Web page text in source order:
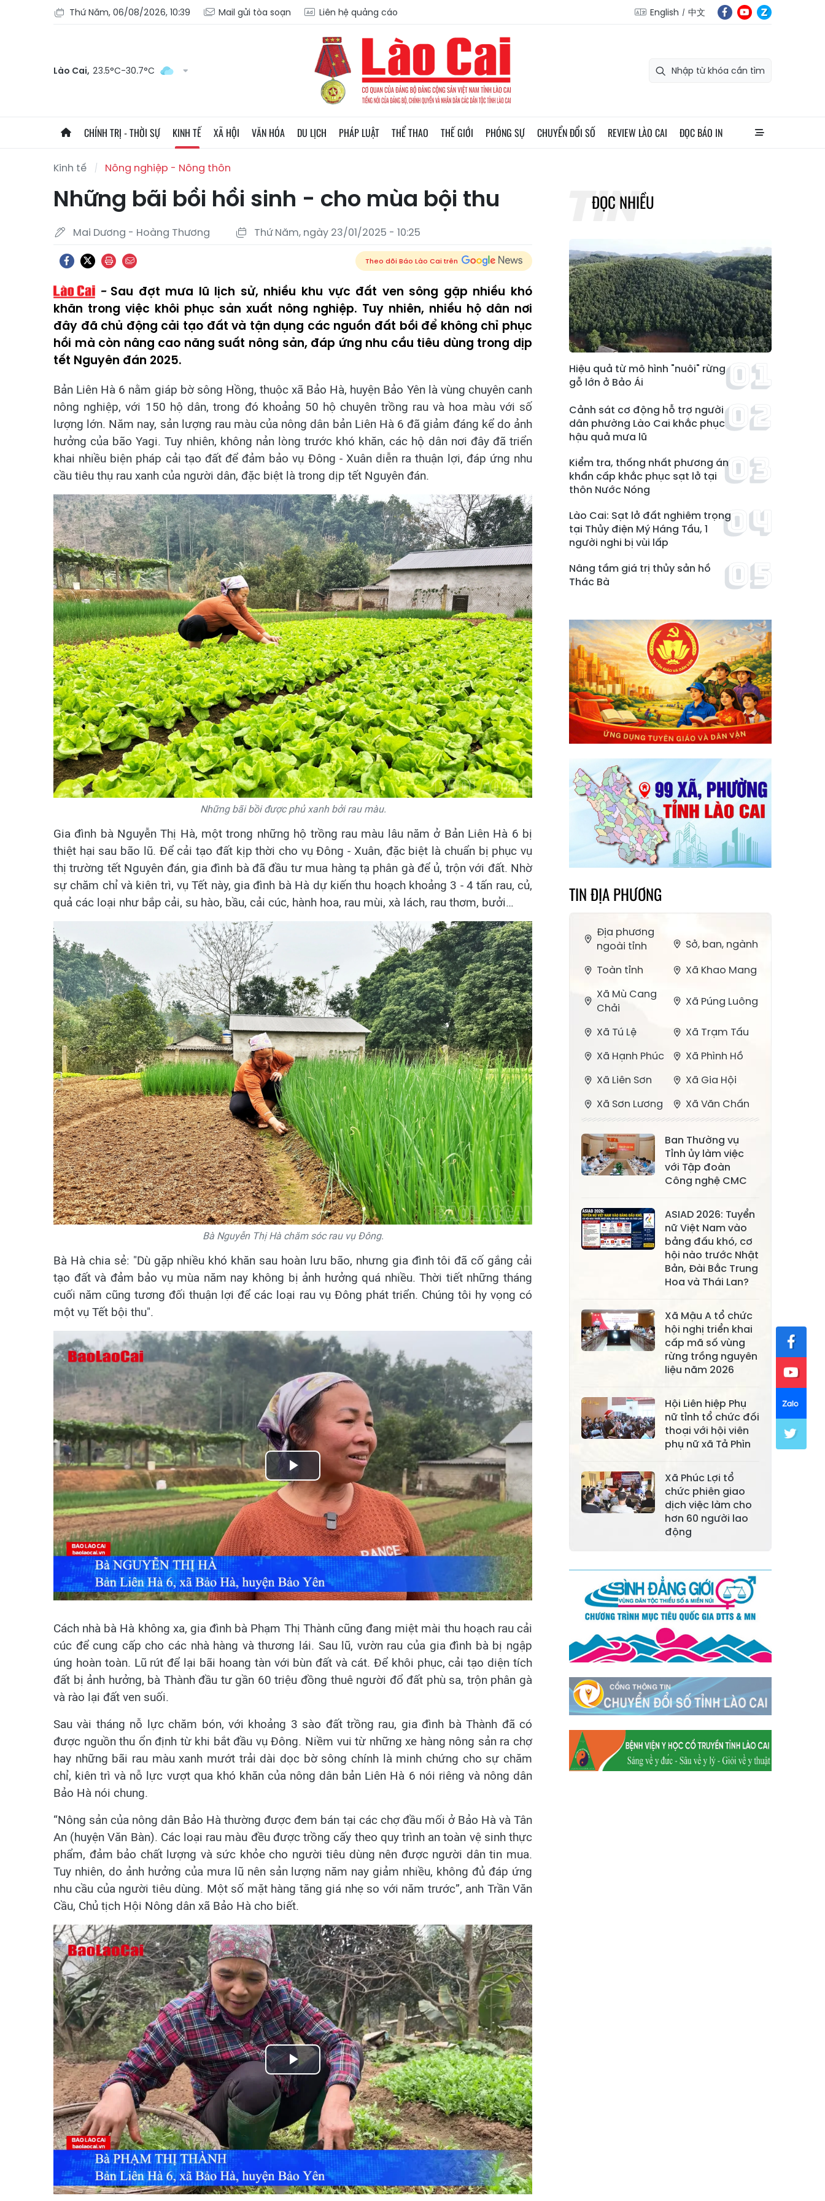
Thứ Năm, 06/08/2026, 10:39 Mail gửi tòa soạn Liên hệ quảng cáo English 中文
Lào Cai, 23.5°C-30.7°C
CHÍNH TRỊ - THỜI SỰ KINH TẾ XÃ HỘI VĂN HÓA DU LỊCH PHÁP LUẬT THỂ THAO THẾ GIỚI PHÓNG SỰ CHUYỂN ĐỔI SỐ REVIEW LÀO CAI ĐỌC BÁO IN
Kinh tế Nông nghiệp - Nông thôn
Những bãi bồi hồi sinh - cho mùa bội thu
Mai Dương - Hoàng Thương Thứ Năm, ngày 23/01/2025 - 10:25
Theo dõi Báo Lào Cai trên
Sau đợt mưa lũ lịch sử, nhiều khu vực đất ven sông gặp nhiều khó
khăn trong việc khôi phục sản xuất nông nghiệp. Tuy nhiên, nhiều hộ dân nơi
đây đã chủ động cải tạo đất và tận dụng các nguồn đất bồi để không chỉ phục
hồi mà còn nâng cao năng suất nông sản, đáp ứng nhu cầu tiêu dùng trong dịp
tết Nguyên đán 2025.
Bản Liên Hà 6 nằm giáp bờ sông Hồng, thuộc xã Bảo Hà, huyện Bảo Yên là vùng chuyên canh
nông nghiệp, với 150 hộ dân, trong đó khoảng 50 hộ chuyên trồng rau và hoa màu với số
lượng lớn. Năm nay, sản lượng rau màu của nông dân bản Liên Hà 6 đã giảm đáng kể do ảnh
hưởng của bão Yagi. Tuy nhiên, không nản lòng trước khó khăn, các hộ dân nơi đây đã triển
khai nhiều biện pháp cải tạo đất để đảm bảo vụ Đông - Xuân diễn ra thuận lợi, đáp ứng nhu
cầu tiêu thụ rau xanh của người dân, đặc biệt là trong dịp tết Nguyên đán.
Những bãi bồi được phủ xanh bởi rau màu.
Gia đình bà Nguyễn Thị Hà, một trong những hộ trồng rau màu lâu năm ở Bản Liên Hà 6 bị
thiệt hại sau bão lũ. Để cải tạo đất kịp thời cho vụ Đông - Xuân, đặc biệt là chuẩn bị phục vụ
thị trường tết Nguyên đán, gia đình bà đã đầu tư mua hàng tạ phân gà để ủ, trộn với đất. Nhờ
sự chăm chỉ và kiên trì, vụ Tết này, gia đình bà Hà dự kiến thu hoạch khoảng 3 - 4 tấn rau, củ,
quả các loại như bắp cải, su hào, bầu, cải cúc, hành hoa, rau mùi, xà lách, rau thơm, bưởi…
Bà Nguyễn Thị Hà chăm sóc rau vụ Đông.
Bà Hà chia sẻ: "Dù gặp nhiều khó khăn sau hoàn lưu bão, nhưng gia đình tôi đã cố gắng cải
tạo đất và đảm bảo vụ mùa năm nay không bị ảnh hưởng quá nhiều. Thời tiết những tháng
cuối năm cũng tương đối thuận lợi để các loại rau vụ Đông phát triển. Chúng tôi hy vọng có
một vụ Tết bội thu".
Play
Video
Cách nhà bà Hà không xa, gia đình bà Phạm Thị Thành cũng đang miệt mài thu hoạch rau cải
cúc để cung cấp cho các nhà hàng và thương lái. Sau lũ, vườn rau của gia đình bà bị ngập
úng hoàn toàn. Lũ rút để lại bãi hoang tàn với bùn đất và cát. Để khôi phục, cải tạo diện tích
đất bị ảnh hưởng, bà Thành đầu tư gần 60 triệu đồng thuê người đổ đất phù sa, trộn phân gà
và rào lại đất ven suối.
Sau vài tháng nỗ lực chăm bón, với khoảng 3 sào đất trồng rau, gia đình bà Thành đã có
được nguồn thu ổn định từ khi bắt đầu vụ Đông. Niềm vui từ những xe hàng nông sản ra chợ
hay những bãi rau màu xanh mướt trải dài dọc bờ sông chính là minh chứng cho sự chăm
chỉ, kiên trì và nỗ lực vượt qua khó khăn của nông dân bản Liên Hà 6 nói riêng và nông dân
Bảo Hà nói chung.
“Nông sản của nông dân Bảo Hà thường được đem bán tại các chợ đầu mối ở Bảo Hà và Tân
An (huyện Văn Bàn). Các loại rau màu đều được trồng cấy theo quy trình an toàn vệ sinh thực
phẩm, đảm bảo chất lượng và sức khỏe cho người tiêu dùng nên được người dân tin mua.
Tuy nhiên, do ảnh hưởng của mưa lũ nên sản lượng năm nay giảm nhiều, không đủ đáp ứng
nhu cầu của người tiêu dùng. Một số mặt hàng tăng giá nhẹ so với năm trước”, anh Trần Văn
Cầu, Chủ tịch Hội Nông dân xã Bảo Hà cho biết.
Play
Video
ĐỌC NHIỀU
Hiệu quả từ mô hình "nuôi" rừng
gỗ lớn ở Bảo Ái
Cảnh sát cơ động hỗ trợ người
dân phường Lào Cai khắc phục
hậu quả mưa lũ
Kiểm tra, thống nhất phương án
khẩn cấp khắc phục sạt lở tại
thôn Nước Nóng
Lào Cai: Sạt lở đất nghiêm trọng
tại Thủy điện Mý Háng Tầu, 1
người nghi bị vùi lấp
Nâng tầm giá trị thủy sản hồ
Thác Bà
TIN ĐỊA PHƯƠNG
Địa phương
ngoài tỉnh
Sở, ban, ngành
Toàn tỉnh
Xã Khao Mang
Xã Mù Cang
Chải
Xã Púng Luông
Xã Tú Lệ
Xã Trạm Tấu
Xã Hạnh Phúc
Xã Phình Hồ
Xã Liên Sơn
Xã Gia Hội
Xã Sơn Lương
Xã Văn Chấn
Bằng La
Xã Chấn Thịnh
Xã Nghĩa Tâm
Xã Phong Dụ
Hạ
Xã Đông
Cuông
Xã Tân Hợp
Xã Xuân Ái
Xã Lâm
Xã Lục Yên
Xã Tân Lĩnh
Xã Khánh Hòa
Xã Phúc Lợi
Xã Cảm Nhân
Xã Yên Thành
Xã Thác Bà
Xã Yên Bình
Xã Bảo Ái
Xã Hưng
Xã Lương
Thịnh
Xã Việt Hồng
Xã Cốc San
Xã Xuân
Quang
Xã Bảo Thắng
Xã Tằng Loỏng
Xã Gia Phú
Xã Mường
Hum
Xã Dền Sáng
Xã Trịnh Tường
Xã Nậm Chày
Xã Bản Xèo
Xã Bát Xát
Xã Võ Lao
Xã Khánh Yên
Xã Văn Bàn
Xã Dương Quỳ
Ban Thường vụ
Tỉnh ủy làm việc
với Tập đoàn
Công nghệ CMC
ASIAD 2026: Tuyển
nữ Việt Nam vào
bảng đấu khó, cơ
hội nào trước Nhật
Bản, Đài Bắc Trung
Hoa và Thái Lan?
Xã Mậu A tổ chức
hội nghị triển khai
cấp mã số vùng
rừng trồng nguyên
liệu năm 2026
Hội Liên hiệp Phụ
nữ tỉnh tổ chức đối
thoại với hội viên
phụ nữ xã Tả Phìn
Xã Phúc Lợi tổ
chức phiên giao
dịch việc làm cho
hơn 60 người lao
động